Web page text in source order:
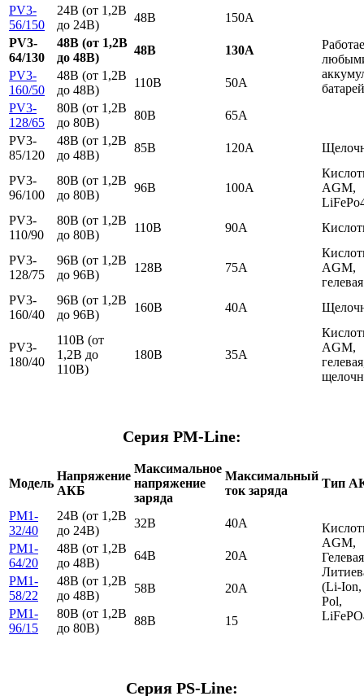
PV3-
56/150
24B (от 1,2В
до 24В)
48В
150А
PV3-
64/130
48В (от 1,2В
до 48В)
48В
130А
PV3-
160/50
48B (от 1,2В
до 48В)
110В
50А
PV3-
128/65
80В (от 1,2В
до 80В)
80В
65А
PV3-
85/120
48В (от 1,2В
до 48В)
85В 120А
PV3-
96/100
80В (от 1,2В
до 80В)
96В 100А
AGM,
PV3-
110/90
80В (от 1,2В
до 80В)
110В 90А
PV3-
128/75
96В (от 1,2В
до 96В)
128В 75А
AGM,
гелевая
PV3-
160/40
96В (от 1,2В
до 96В)
160В 40А
PV3-
180/40
110В (от
1,2В до
110В)
180В 35А
AGM,
Серия PM-Line:
Модель
Напряжение
АКБ
Максимальное
напряжение
заряда
Максимальный
ток заряда
Тип
PM1-
32/40
24B (от 1,2В
до 24В)
32В 40А
AGM,
(Li-
Pol,
PM1-
64/20
48B (от 1,2В
до 48В)
64В
20А
PM1-
58/22
48B (от 1,2В
до 48В)
58В
20А
PM1-
96/15
80B (от 1,2В
до 80В)
88В 15
Серия PS-Line: